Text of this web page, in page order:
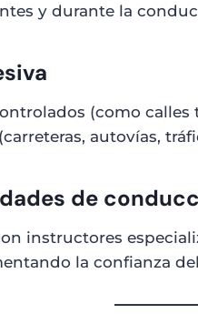
y durante la
(como
autovías,
de
instructores
la confianza